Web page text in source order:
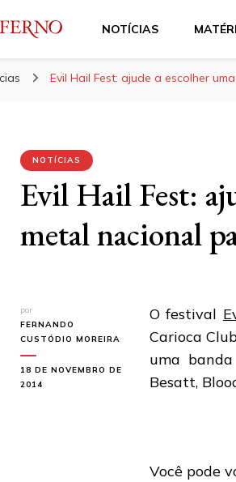
Inferno
NOTÍCIAS
Evil Hail Fest: ajude a escolher
NOTÍCIAS
Evil Hail Fest:
metal nacional
por
FERNANDO
CUSTÓDIO MOREIRA
18 DE NOVEMBRO DE
2014
O festival
Carioca
uma
Besatt,
Você pode